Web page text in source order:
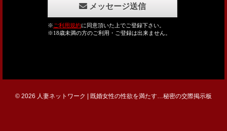
© 2026 人妻ネットワーク | 既婚女性の性欲を満たす…秘密の交際掲示板